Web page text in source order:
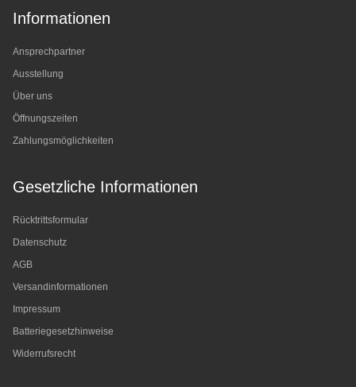
Informationen
Ansprechpartner
Ausstellung
Über uns
Öffnungszeiten
Zahlungsmöglichkeiten
Gesetzliche Informationen
Rücktrittsformular
Datenschutz
AGB
Versandinformationen
Impressum
Batteriegesetzhinweise
Widerrufsrecht